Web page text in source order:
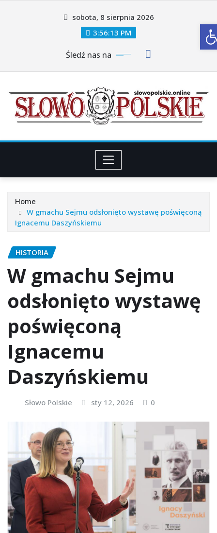
sobota, 8 sierpnia 2026
3:56:15 PM
Śledź nas na
Home
W gmachu Sejmu odsłonięto wystawę poświęconą
Ignacemu Daszyńskiemu
HISTORIA
W gmachu Sejmu
odsłonięto wystawę
poświęconą
Ignacemu
Daszyńskiemu
Słowo Polskie sty 12, 2026 0